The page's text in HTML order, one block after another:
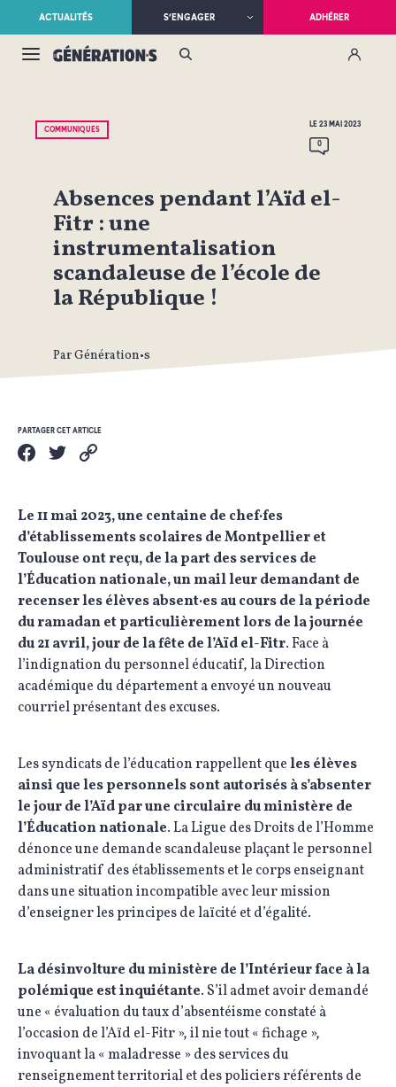
ACTUALITÉS S’ENGAGER ADHÉRER
COMMUNIQUÉS
LE 23 MAI 2023
0
Absences pendant l’Aïd el-
Fitr : une
instrumentalisation
scandaleuse de l’école de
la République !
Par Génération•s
PARTAGER CET ARTICLE
Le 11 mai 2023, une centaine de chef·fes
d’établissements scolaires de Montpellier et
Toulouse ont reçu, de la part des services de
l’Éducation nationale, un mail leur demandant de
recenser les élèves absent·es au cours de la période
du ramadan et particulièrement lors de la journée
du 21 avril, jour de la fête de l’Aïd el-Fitr. Face à
l’indignation du personnel éducatif, la Direction
académique du département a envoyé un nouveau
courriel présentant des excuses.
Les syndicats de l’éducation rappellent queles élèves
ainsi que les personnels sont autorisés à s’absenter
le jour de l’Aïd par une circulaire du ministère de
l’Éducation nationale. La Ligue des Droits de l’Homme
dénonce une demande scandaleuse plaçant le personnel
administratif des établissements et le corps enseignant
dans une situation incompatible avec leur mission
d’enseigner les principes de laïcité et d’égalité.
La désinvolture du ministère de l’Intérieur face à la
polémique est inquiétante. S’il admet avoir demandé
une « évaluation du taux d’absentéisme constaté à
l’occasion de l’Aïd el-Fitr », il nie tout « fichage »,
invoquant la « maladresse » des services du
renseignement territorial et des policiers référents de